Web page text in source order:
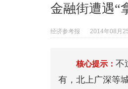
金融街遭遇“
经济参考报 2014年08月
核心提示： 不
有，北上广深等